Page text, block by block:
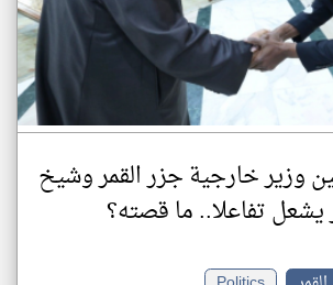
وزير خارجية جزر القمر وشيخ
يشعل تفاعلا.. ما قصته؟